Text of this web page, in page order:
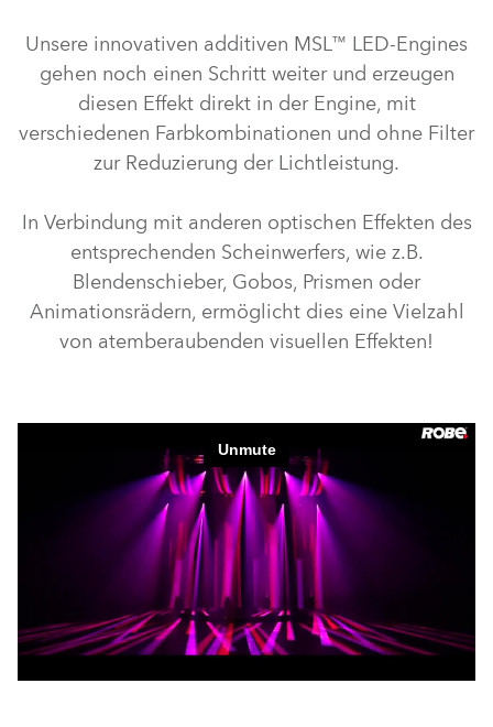
Unsere innovativen additiven MSL™ LED-Engines
gehen noch einen Schritt weiter und erzeugen
diesen Effekt direkt in der Engine, mit
verschiedenen Farbkombinationen und ohne Filter
zur Reduzierung der Lichtleistung.
In Verbindung mit anderen optischen Effekten des
entsprechenden Scheinwerfers, wie z.B.
Blendenschieber, Gobos, Prismen oder
Animationsrädern, ermöglicht dies eine Vielzahl
von atemberaubenden visuellen Effekten!